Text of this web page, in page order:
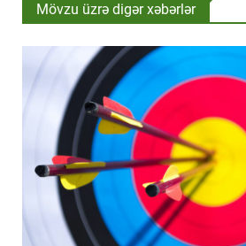
Mövzu üzrə digər xəbərlər